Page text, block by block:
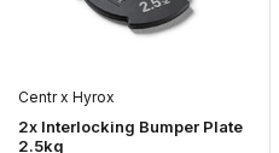
Centr x Hyrox
2x Interlocking Bumper Plate
2.5kg